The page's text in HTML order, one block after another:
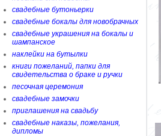
свадебные бутоньерки
свадебные бокалы для новобрачных
свадебные украшения на бокалы и
шампанское
наклейки на бутылки
книги пожеланий, папки для
свидетельства о браке и ручки
песочная церемония
свадебные замочки
приглашения на свадьбу
свадебные наказы, пожелания,
дипломы